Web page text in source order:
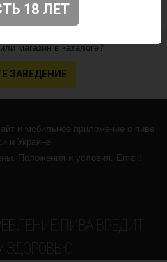
магазин в каталоге?
ЗАВЕДЕНИЕ
и мобильное приложение о пиве
и Украине
Положения и условия. Email:
ПИВА ВРЕДИТ
18 ЛЕТ